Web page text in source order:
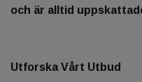
och är alltid
Utforska Vårt Utbud